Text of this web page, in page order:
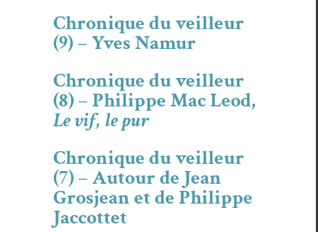
Chronique du veilleur
(9) – Yves Namur
Chronique du veilleur
(8) – Philippe Mac Leod,
Le vif, le pur
Chronique du veilleur
(7) – Autour de Jean
Grosjean et de Philippe
Jaccottet